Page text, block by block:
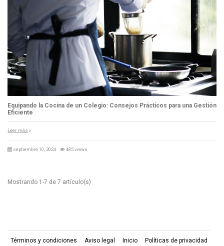
Equipando la Cocina de un Colegio: Consejos Prácticos para una Gestión
Eficiente
Leer más
septiembre 10, 2024 485 views
Mostrando 1-7 de 7 artículo(s)
Términos y condiciones Aviso legal Inicio Políticas de privacidad